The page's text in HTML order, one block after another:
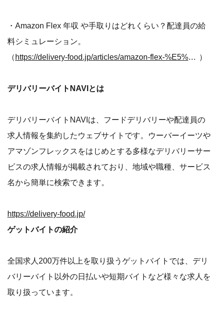
・Amazon Flex 年収 や手取りはどれくらい？配達員の給
料シミュレーション。
（
https://delivery-food.jp/articles/amazon-flex-%E5%8F%8E%E5%85%A5-%E7%B5%A6%E6%96%99-%E5%B9%B4%E5%8F%8E/ ）
デリバリーバイトNAVIとは
デリバリーバイトNAVIは、フードデリバリーや配達員の
求人情報を集約したウェブサイトです。ウーバーイーツや
アマゾンフレックスをはじめとする多様なデリバリーサー
ビスの求人情報が掲載されており、地域や職種、サービス
名から簡単に検索できます。
https://delivery-food.jp/
ゲットバイトの紹介
全国求人200万件以上を取り扱うゲットバイトでは、デリ
バリーバイト以外の日払いや短期バイトなど様々な求人を
取り扱っています。